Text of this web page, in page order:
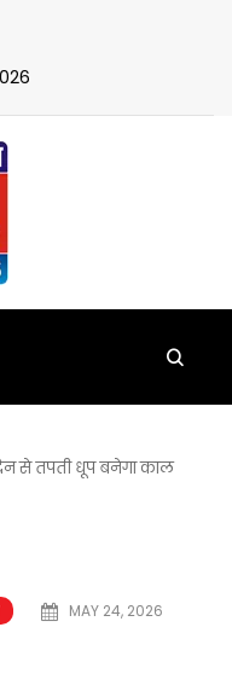
से तपती धूप बनेगा काल
MAY 24, 2026